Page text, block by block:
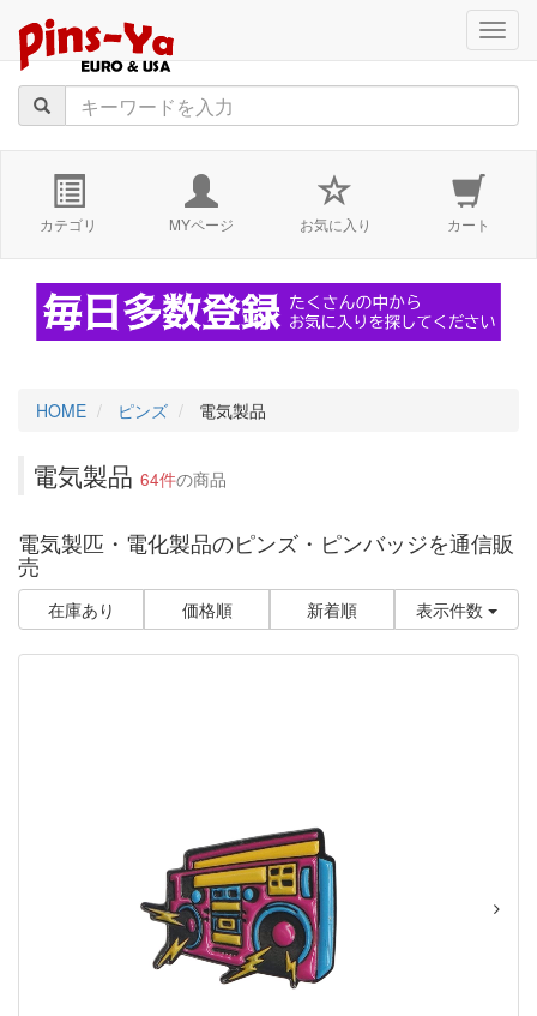
カテゴリ MYページ お気に入り カート
HOME ピンズ 電気製品
電気製品 64件の商品
電気製匹・電化製品のピンズ・ピンバッジを通信販
売
在庫あり 価格順 新着順 表示件数